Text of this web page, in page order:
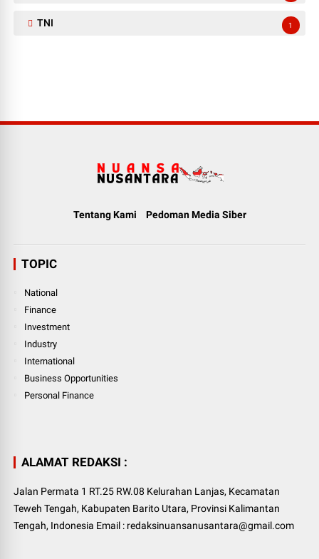
TNI 1
Tentang Kami Pedoman Media Siber
TOPIC
National
Finance
Investment
Industry
International
Business Opportunities
Personal Finance
ALAMAT REDAKSI :
Jalan Permata 1 RT.25 RW.08 Kelurahan Lanjas, Kecamatan
Teweh Tengah, Kabupaten Barito Utara, Provinsi Kalimantan
Tengah, Indonesia Email : redaksinuansanusantara@gmail.com